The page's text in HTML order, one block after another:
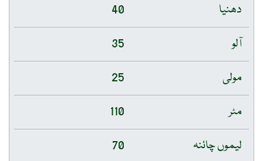
دھنیا
40
آلو
35
مولی
25
مٹر
110
لیموں چائنہ
70